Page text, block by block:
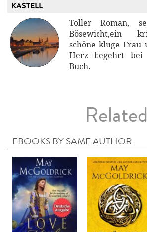
KASTELL
Toller Roman,
Bösewicht,ein
schöne kluge Frau
Herz begehrt bei
Buch.
EBOOKS BY SAME AUTHOR